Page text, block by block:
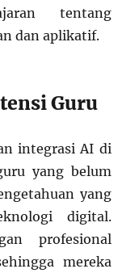
tentang
dan aplikatif.
Guru
integrasi AI di
yang belum
yang
digital.
profesional
mereka